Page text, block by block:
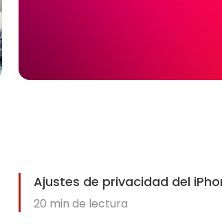
Ajustes de privacidad del
20 min de lectura